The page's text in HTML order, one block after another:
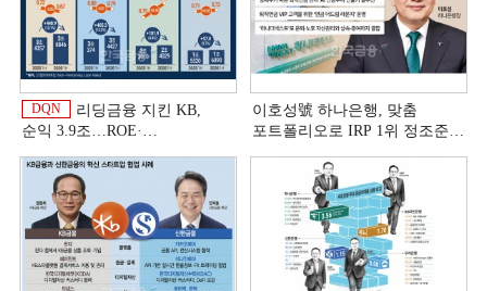
DQN
리딩금융 지킨 KB,
순익 3.9조…ROE·
상반기 금융 리그테이블]
이호성號 하나은행, 맞춤
포트폴리오로 IRP 1위 정조준